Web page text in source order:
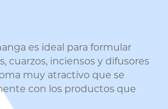
es ideal para formular
cuarzos, inciensos y difusores
muy atractivo que se
con los productos que